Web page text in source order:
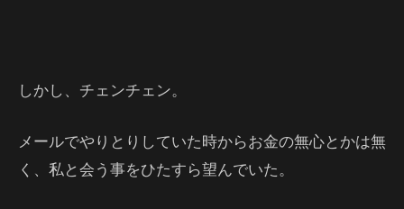
しかし、チェンチェン。
メールでやりとりしていた時からお金の無心とかは無
く、私と会う事をひたすら望んでいた。